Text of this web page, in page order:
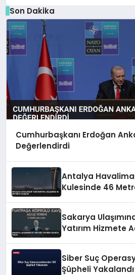
Son Dakika
Cumhurbaşkanı Erdoğan
Değerlendirdi
Antalya
Kulesinde 46
Sakarya
Yatırım Hizmete
Siber Suç
Şüpheli Yakalandı